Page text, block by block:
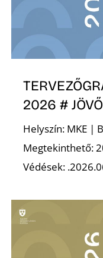
2026 #
Helyszín: MKE |
Megtekinthető:
Védések: